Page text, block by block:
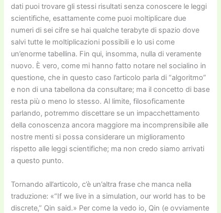
dati puoi trovare gli stessi risultati senza conoscere le leggi
scientifiche, esattamente come puoi moltiplicare due
numeri di sei cifre se hai qualche terabyte di spazio dove
salvi tutte le moltiplicazioni possibili e lo usi come
un’enorme tabellina. Fin qui, insomma, nulla di veramente
nuovo. È vero, come mi hanno fatto notare nel socialino in
questione, che in questo caso l’articolo parla di “algoritmo”
e non di una tabellona da consultare; ma il concetto di base
resta più o meno lo stesso. Al limite, filosoficamente
parlando, potremmo discettare se un impacchettamento
della conoscenza ancora maggiore ma incomprensibile alle
nostre menti si possa considerare un miglioramento
rispetto alle leggi scientifiche; ma non credo siamo arrivati
a questo punto.
Tornando all’articolo, c’è un’altra frase che manca nella
traduzione: «“If we live in a simulation, our world has to be
discrete,” Qin said.» Per come la vedo io, Qin (e ovviamente